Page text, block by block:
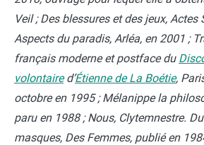
Veil ; Des blessures et des jeux, Actes
Aspects du paradis, Arléa, en 2001 ;
français moderne et postface du
volontaired’Étienne de La Boétie,
octobre en 1995 ; Mélanippe la
paru en 1988 ; Nous, Clytemnestre.
masques, Des Femmes, publié en